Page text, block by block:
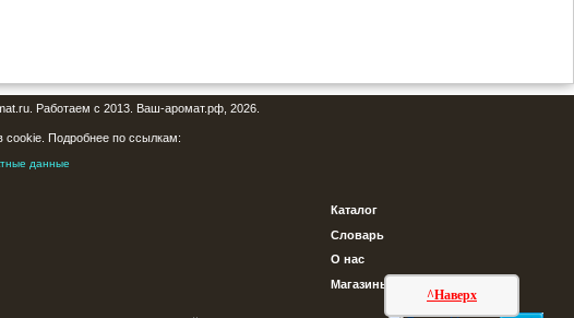
^Наверх
Работаем с 2013. Ваш-аромат.рф, 2026.
cookie. Подробнее по ссылкам:
данные
Каталог
Словарь
О нас
Магазины